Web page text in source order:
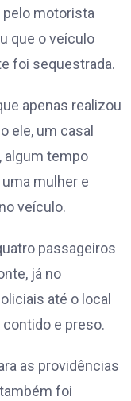
pelo motorista
que o veículo
foi sequestrada.
apenas realizou
ele, um casal
algum tempo
mulher e
veículo.
passageiros
já no
até o local
e preso.
as providências
foi